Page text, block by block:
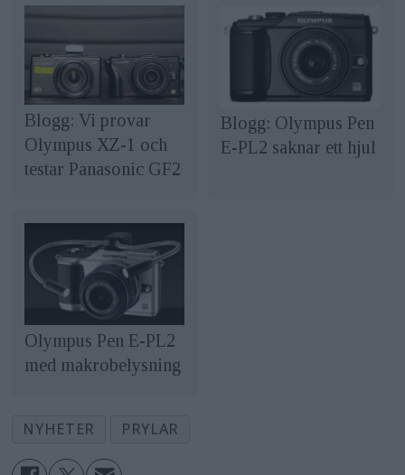
Blogg: Vi provar
Olympus XZ-1 och
testar Panasonic GF2
Blogg: Olympus Pen
E-PL2 saknar ett hjul
Olympus Pen E-PL2
med makrobelysning
NYHETER PRYLAR